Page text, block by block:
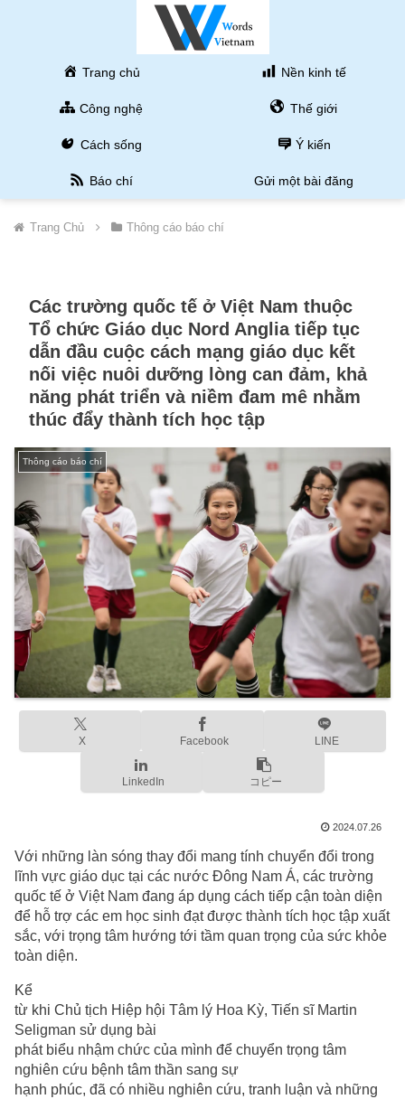
Trang chủ Nền kinh tế
Công nghệ Thế giới
Cách sống Ý kiến
Báo chí Gửi một bài đăng
Trang Chủ Thông cáo báo chí
Các trường quốc tế ở Việt Nam thuộc
Tổ chức Giáo dục Nord Anglia tiếp tục
dẫn đầu cuộc cách mạng giáo dục kết
nối việc nuôi dưỡng lòng can đảm, khả
năng phát triển và niềm đam mê nhằm
thúc đẩy thành tích học tập
Thông cáo báo chí
X Facebook LINE
LinkedIn コピー
2024.07.26
Với những làn sóng thay đổi mang tính chuyển đổi trong
lĩnh vực giáo dục tại các nước Đông Nam Á, các trường
quốc tế ở Việt Nam đang áp dụng cách tiếp cận toàn diện
để hỗ trợ các em học sinh đạt được thành tích học tập xuất
sắc, với trọng tâm hướng tới tầm quan trọng của sức khỏe
toàn diện.
Kể
từ khi Chủ tịch Hiệp hội Tâm lý Hoa Kỳ, Tiến sĩ Martin
Seligman sử dụng bài
phát biểu nhậm chức của mình để chuyển trọng tâm
nghiên cứu bệnh tâm thần sang sự
hạnh phúc, đã có nhiều nghiên cứu, tranh luận và những